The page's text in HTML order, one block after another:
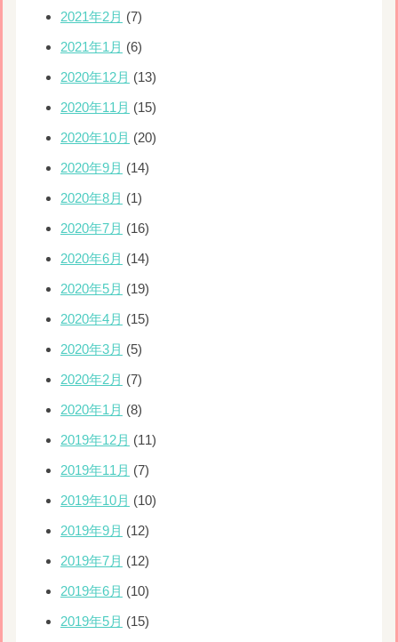
2021年2月 (7)
2021年1月 (6)
2020年12月 (13)
2020年11月 (15)
2020年10月 (20)
2020年9月 (14)
2020年8月 (1)
2020年7月 (16)
2020年6月 (14)
2020年5月 (19)
2020年4月 (15)
2020年3月 (5)
2020年2月 (7)
2020年1月 (8)
2019年12月 (11)
2019年11月 (7)
2019年10月 (10)
2019年9月 (12)
2019年7月 (12)
2019年6月 (10)
2019年5月 (15)